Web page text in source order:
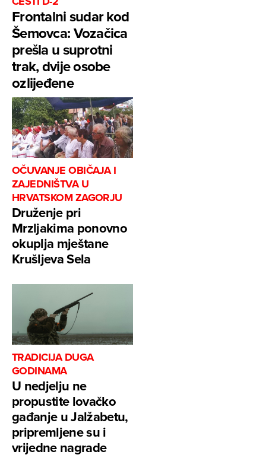
Frontalni sudar kod
Šemovca: Vozačica
prešla u suprotni
trak, dvije osobe
ozlijeđene
OČUVANJE OBIČAJA I
ZAJEDNIŠTVA U
HRVATSKOM ZAGORJU
Druženje pri
Mrzljakima ponovno
okuplja mještane
Krušljeva Sela
TRADICIJA DUGA
GODINAMA
U nedjelju ne
propustite lovačko
gađanje u Jalžabetu,
pripremljene su i
vrijedne nagrade